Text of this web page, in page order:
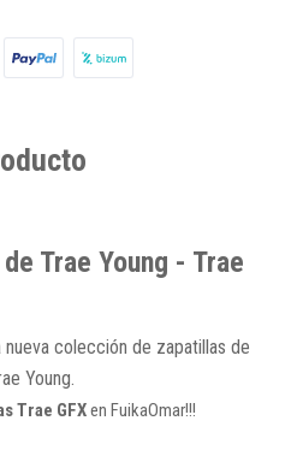
Trae Young - Trae
colección de zapatillas de
Young.
Trae GFXen FuikaOmar!!!